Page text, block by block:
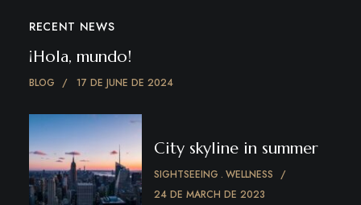
RECENT NEWS
¡Hola, mundo!
BLOG 17 DE JUNE DE 2024
City skyline in summer
SIGHTSEEING WELLNESS
24 DE MARCH DE 2023